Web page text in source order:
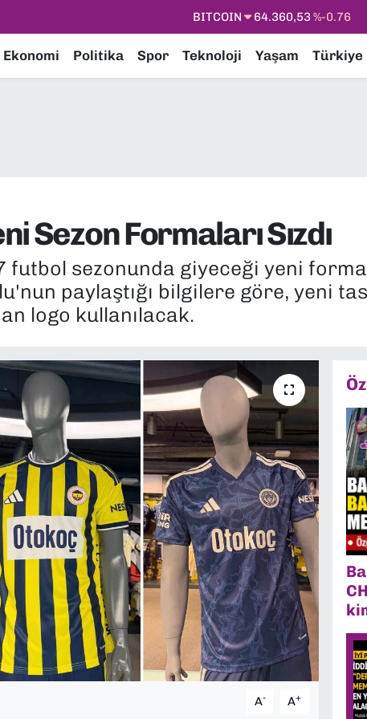
DOLAR 47,7143%0.16
STERLİN
64,2463%0.07
Ekonomi Politika Spor Teknoloji Yaşam Türkiye
Sezon Formaları Sızdı
sezonunda giyeceği yeni
paylaştığı bilgilere göre, yeni
logo kullanılacak.
A- A+